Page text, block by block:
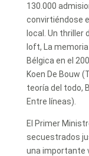
130.000
convirtiéndose
local. Un thriller
loft, La
Bélgica en el
Koen De Bouw
teoría del todo,
Entre líneas).
El Primer
secuestrados
una importante